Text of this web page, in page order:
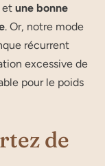
et une bonne
. Or, notre mode
récurrent
excessive de
pour le poids
de